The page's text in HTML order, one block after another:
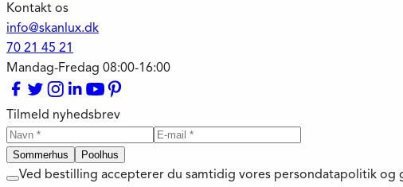
Kontakt os
info@skanlux.dk
70 21 45 21
Mandag-Fredag 08:00-16:00
Tilmeld nyhedsbrev
Sommerhus Poolhus
Ved bestilling accepterer du samtidig vores persondatapolitik og